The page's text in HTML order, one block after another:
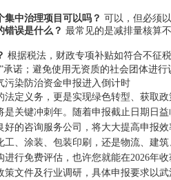
集中治理项目可以吗？ 可以，但必须
错误是什么？ 最常见的是减排量核算
根据税法，财政专项补贴如符合不征
承诺；避免使用无资质的社会团体进
污染防治资金申报进入倒计时
法定义务，更是实现绿色转型、获取
是关键冲刺年。随着申报截止日期日
的咨询服务公司，将大大提高申报效
工、涂装、包装印刷，还是物流、建
行免费评估，也许您就能在2026年收
策文件及行业调研，具体申报要求以